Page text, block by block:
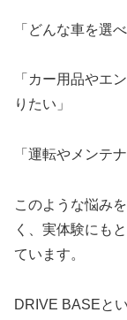
「どんな車を選
「カー用品やエ
りたい」
「運転やメンテ
このような悩み
く、実体験にも
ています。
DRIVE BASEと